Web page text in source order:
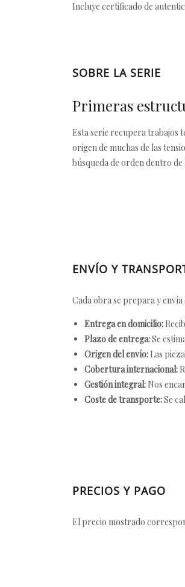
Incluye certificado de
SOBRE LA SERIE
Primeras
Esta serie recupera trabajos
origen de muchas de las
búsqueda de orden dentro
ENVÍO Y
Cada obra se prepara y
Entrega en domicilio:
Plazo de entrega:Se
Origen del envío: Las
Cobertura internacional:
Gestión integral: Nos
Coste de transporte:Se
PRECIOS Y PAGO
El precio mostrado